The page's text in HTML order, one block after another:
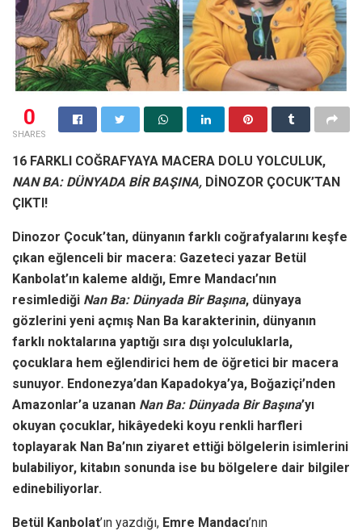
0
SHARES
16 FARKLI COĞRAFYAYA MACERA DOLU YOLCULUK,
NAN BA: DÜNYADA BİR BAŞINA, DİNOZOR ÇOCUK’TAN
ÇIKTI!
Dinozor Çocuk’tan, dünyanın farklı coğrafyalarını keşfe
çıkan eğlenceli bir macera: Gazeteci yazar Betül
Kanbolat’ın kaleme aldığı, Emre Mandacı’nın
resimlediği Nan Ba: Dünyada Bir Başına, dünyaya
gözlerini yeni açmış Nan Ba karakterinin, dünyanın
farklı noktalarına yaptığı sıra dışı yolculuklarla,
çocuklara hem eğlendirici hem de öğretici bir macera
sunuyor. Endonezya’dan Kapadokya’ya, Boğaziçi’nden
Amazonlar’a uzanan Nan Ba: Dünyada Bir Başına’yı
okuyan çocuklar, hikâyedeki koyu renkli harfleri
toplayarak Nan Ba’nın ziyaret ettiği bölgelerin isimlerini
bulabiliyor, kitabın sonunda ise bu bölgelere dair bilgiler
edinebiliyorlar.
Betül Kanbolat’ın yazdığı, Emre Mandacı’nın